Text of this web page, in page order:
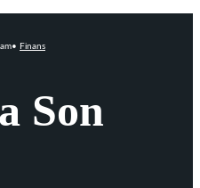
• Finans
Son